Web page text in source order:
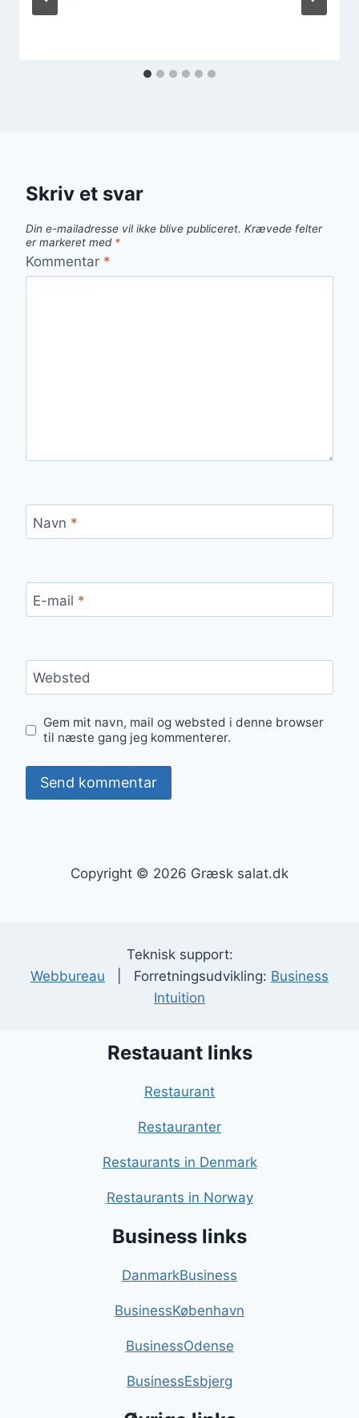
Skriv et svar
Din e-mailadresse vil ikke blive publiceret. Krævede felter
er markeret med *
Kommentar *
Navn *
E-mail *
Websted
Gem mit navn, mail og websted i denne browser
til næste gang jeg kommenterer.
Copyright © 2026 Græsk salat.dk
Teknisk support:
Webbureau | Forretningsudvikling: Business
Intuition
Restauant links
Restaurant
Restauranter
Restaurants in Denmark
Restaurants in Norway
Business links
DanmarkBusiness
BusinessKøbenhavn
BusinessOdense
BusinessEsbjerg